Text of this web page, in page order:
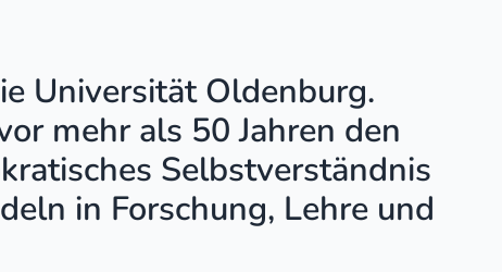
Universität Oldenburg.
mehr als 50 Jahren den
Selbstverständnis
in Forschung, Lehre und